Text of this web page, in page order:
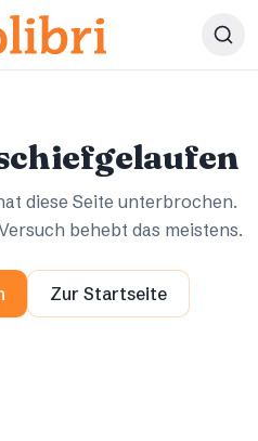
diese Seite unterbrochen.
behebt das meistens.
Zur Startseite